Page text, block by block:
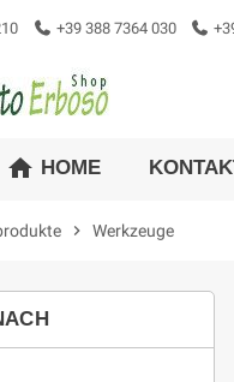
+39 388 7364 030
home HOME
chevron_right Werkzeuge